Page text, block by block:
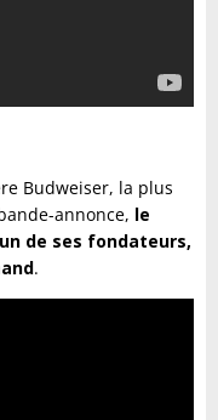
Budweiser, la plus
annonce, le
de ses fondateurs,
.